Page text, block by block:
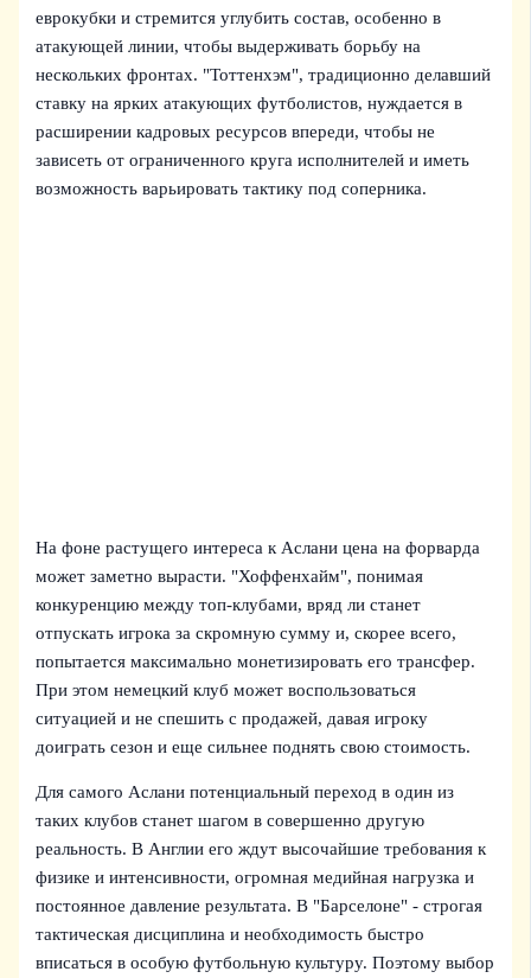
еврокубки и стремится углубить состав, особенно в
атакующей линии, чтобы выдерживать борьбу на
нескольких фронтах. "Тоттенхэм", традиционно делавший
ставку на ярких атакующих футболистов, нуждается в
расширении кадровых ресурсов впереди, чтобы не
зависеть от ограниченного круга исполнителей и иметь
возможность варьировать тактику под соперника.
На фоне растущего интереса к Аслани цена на форварда
может заметно вырасти. "Хоффенхайм", понимая
конкуренцию между топ-клубами, вряд ли станет
отпускать игрока за скромную сумму и, скорее всего,
попытается максимально монетизировать его трансфер.
При этом немецкий клуб может воспользоваться
ситуацией и не спешить с продажей, давая игроку
доиграть сезон и еще сильнее поднять свою стоимость.
Для самого Аслани потенциальный переход в один из
таких клубов станет шагом в совершенно другую
реальность. В Англии его ждут высочайшие требования к
физике и интенсивности, огромная медийная нагрузка и
постоянное давление результата. В "Барселоне" - строгая
тактическая дисциплина и необходимость быстро
вписаться в особую футбольную культуру. Поэтому выбор